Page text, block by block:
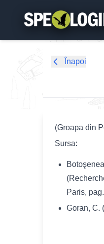
Înapoi
(Groapa din
Sursa:
Paris,
Goran, C.